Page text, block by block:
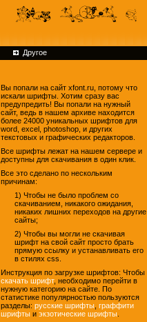
Другое
Вы попали на сайт xfont.ru, потому что
искали шрифты. Хотим сразу вас
предупредить! Вы попали на нужный
сайт, ведь в нашем архиве находится
более 24000 уникальных шрифтов для
word, excel, photoshop, и других
текстовых и графических редакторов.
Все шрифты лежат на нашем сервере и
доступны для скачивания в один клик.
Все это сделано по нескольким
причинам:
1) Чтобы не было проблем со
скачиванием, никакого ожидания,
никаких лишних переходов на другие
сайты;
2) Чтобы вы могли не скачивая
шрифт на свой сайт просто брать
прямую ссылку и устанавливать его
в стилях css.
Инструкция по загрузке шрифтов: Чтобы
скачать шрифт, необходимо перейти в
нужную категорию на сайте. По
статистике популярностью пользуются
разделы: русские шрифты, граффити
шрифтыи экзотические шрифты.